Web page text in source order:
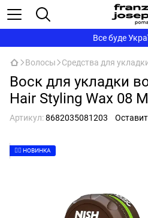
Все буде
Волосы Средства для
Воск для укладки
Hair Styling Wax 08
Артикул:8682035081203
👉🏻 НОВИНКА